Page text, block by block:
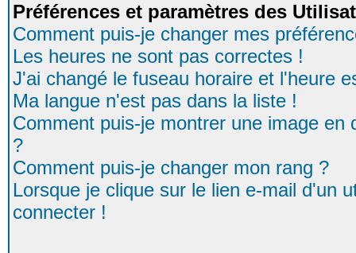
Préférences et paramètres des
Comment puis-je changer mes
Les heures ne sont pas correctes !
J'ai changé le fuseau horaire et l'heure
Ma langue n'est pas dans la liste !
Comment puis-je montrer une image
?
Comment puis-je changer mon rang ?
Lorsque je clique sur le lien e-mail d'un
connecter !